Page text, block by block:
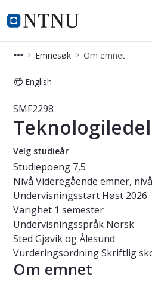
NTNU Hjemmeside
Studier
Emnesøk Om emnet
English
Emne -
SMF2298
Velg studieår
Studiepoeng 7,5
Nivå Videregående emner,
Undervisningsstart Høst 2026
Varighet 1 semester
Undervisningsspråk Norsk
Sted Gjøvik og Ålesund
VurderingsordningSkriftlig
Om emnet